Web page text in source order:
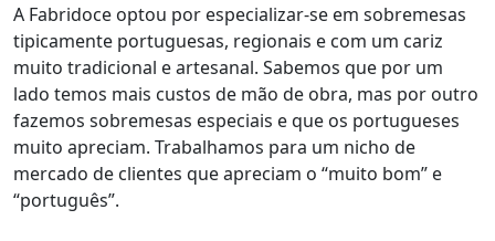
A Fabridoce optou por especializar-se em sobremesas
tipicamente portuguesas, regionais e com um cariz
muito tradicional e artesanal. Sabemos que por um
lado temos mais custos de mão de obra, mas por outro
fazemos sobremesas especiais e que os portugueses
muito apreciam. Trabalhamos para um nicho de
mercado de clientes que apreciam o “muito bom” e
“português”.